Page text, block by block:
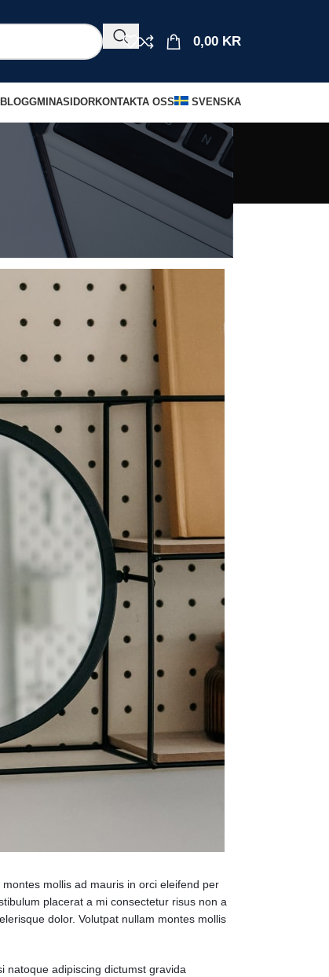
0,00 KR
BLOGGMINASIDORKONTAKTA OSS SVENSKA
mollis ad mauris in orci eleifend per
placerat a mi consectetur risus non a
dolor. Volutpat nullam montes mollis
natoque adipiscing dictumst gravida